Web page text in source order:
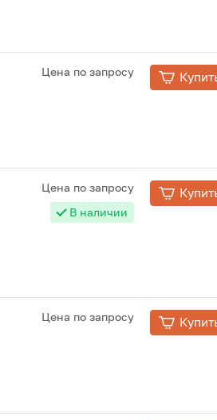
Цена по запросу
Цена по запросу
В наличии
Цена по запросу